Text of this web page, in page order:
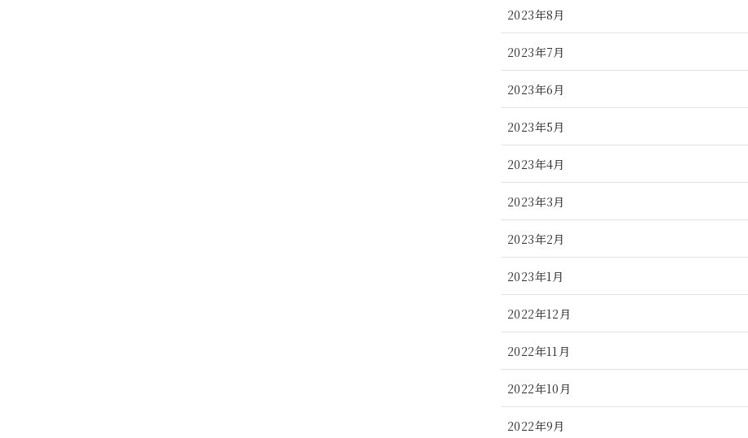
2023年8月
2023年7月
2023年6月
2023年5月
2023年4月
2023年3月
2023年2月
2023年1月
2022年12月
2022年11月
2022年10月
2022年9月